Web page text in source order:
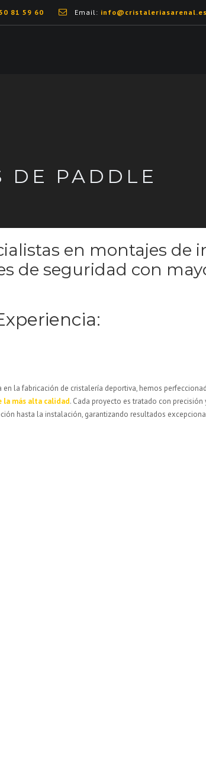
81 59 60 Email: info@cristaleriasarenal.es
DE PADDLE
en montajes de
de seguridad con
en la fabricación de cristalería deportiva, hemos
la más alta calidad. Cada proyecto es tratado con
hasta la instalación, garantizando resultados